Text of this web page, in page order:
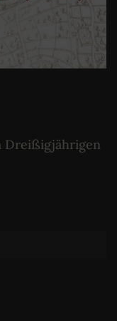
Dreißigjährigen